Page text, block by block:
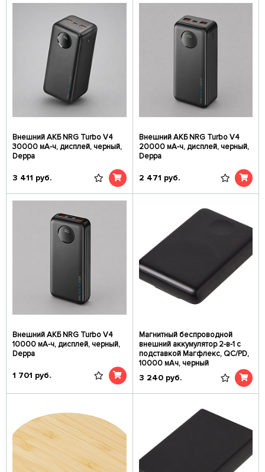
Внешний АКБ NRG Turbo V4
30000 мА-ч, дисплей, черный,
Deppa
3 411 руб.
Внешний АКБ NRG Turbo V4
20000 мА-ч, дисплей, черный,
Deppa
2 471 руб.
Внешний АКБ NRG Turbo V4
10000 мА-ч, дисплей, черный,
Deppa
1 701 руб.
Магнитный беспроводной
внешний аккумулятор 2-в-1 с
подставкой Магфлекс, QC/PD,
10000 мАч, черный
3 240 руб.